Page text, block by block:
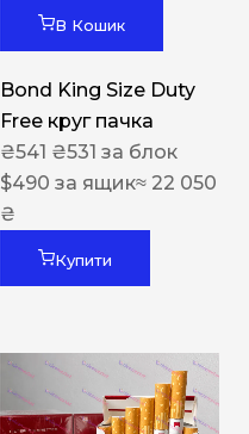
В Кошик
Bond King Size Duty
Free круг пачка
₴541 ₴531 за блок
$490 за ящик≈ 22 050
₴
Купити